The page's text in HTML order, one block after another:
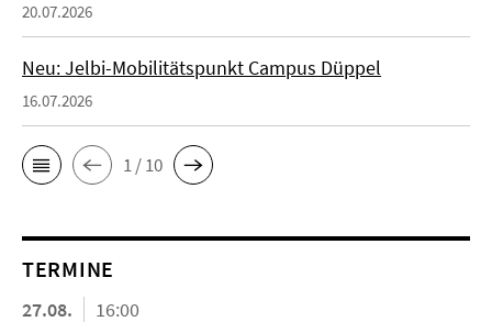
20.07.2026
Neu: Jelbi-Mobilitätspunkt Campus Düppel
16.07.2026
1 / 10
TERMINE
27.08.
16:00